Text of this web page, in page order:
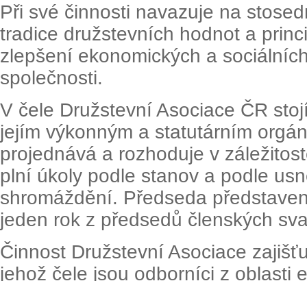
Při své činnosti navazuje na
tradice družstevních hodnot a
zlepšení ekonomických a
společnosti.
V čele Družstevní Asociace ČR
jejím výkonným a statutárním
projednává a rozhoduje v
plní úkoly podle stanov a podle
shromáždění. Předseda
jeden rok z předsedů členských
Činnost Družstevní Asociace
jehož čele jsou odborníci z oblasti